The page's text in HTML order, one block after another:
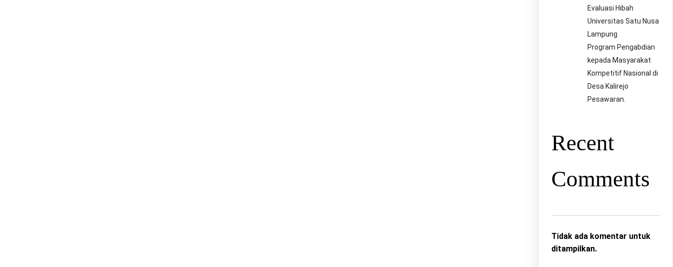
Evaluasi Hibah
Universitas Satu Nusa
Lampung
Program Pengabdian
kepada Masyarakat
Kompetitif Nasional di
Desa Kalirejo
Pesawaran.
Recent
Comments
Tidak ada komentar untuk
ditampilkan.